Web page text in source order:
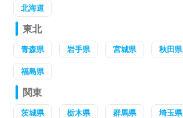
北海道
東北
青森県 岩手県 宮城県 秋田県
福島県
関東
茨城県 栃木県 群馬県 埼玉県